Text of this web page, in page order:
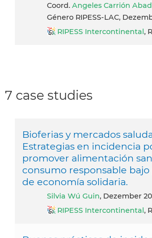
Coord. Angeles Carrión Abad
Género RIPESS-LAC,
RIPESS Intercontinental,
7 case studies
Bioferias y mercados
Estrategias en incidencia
promover alimentación
consumo responsable
de economía solidaria.
Silvia Wú Guin, Dezember
RIPESS Intercontinental,